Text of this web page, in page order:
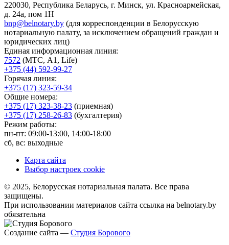
220030, Республика Беларусь, г. Минск, ул. Красноармейская,
д. 24а, пом 1Н
bnp@belnotary.by (для корреспонденции в Белорусскую
нотариальную палату, за исключением обращений граждан и
юридических лиц)
Единая информационная линия:
7572 (МТС, A1, Life)
+375 (44) 592-99-27
Горячая линия:
+375 (17) 323-59-34
Общие номера:
+375 (17) 323-38-23 (приемная)
+375 (17) 258-26-83 (бухгалтерия)
Режим работы:
пн-пт: 09:00-13:00, 14:00-18:00
сб, вс: выходные
Карта сайта
Выбор настроек cookie
© 2025, Белорусская нотариальная палата. Все права
защищены.
При использовании материалов сайта ссылка на belnotary.by
обязательна
Создание сайта — Студия Борового